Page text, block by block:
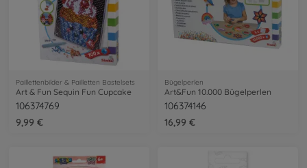
Paillettenbilder & Pailletten Bastelsets
Art & Fun Sequin Fun Cupcake
106374769
9,99 €
Bügelperlen
Art&Fun 10.000 Bügelperlen
106374146
16,99 €